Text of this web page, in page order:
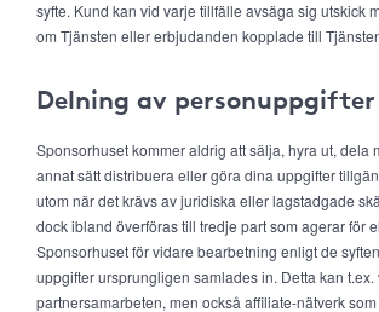
syfte. Kund kan vid varje tillfälle avsäga sig utskick
om Tjänsten eller erbjudanden kopplade till
Delning av personuppgifter
Sponsorhuset kommer aldrig att sälja, hyra ut, dela
annat sätt distribuera eller göra dina uppgifter
utom när det krävs av juridiska eller lagstadgade
dock ibland överföras till tredje part som agerar för
Sponsorhuset för vidare bearbetning enligt de
uppgifter ursprungligen samlades in. Detta kan
partnersamarbeten, men också affiliate-nätverk